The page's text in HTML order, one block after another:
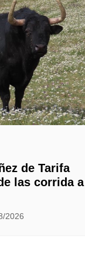
de Tarifa
las corrida a
2026